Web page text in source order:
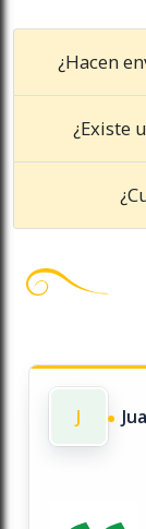
¿Hacen
¿Existe
J